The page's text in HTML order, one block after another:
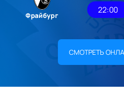
РАСПИСАНИЕ
Фрайбург
22:00
СМОТРЕТЬ